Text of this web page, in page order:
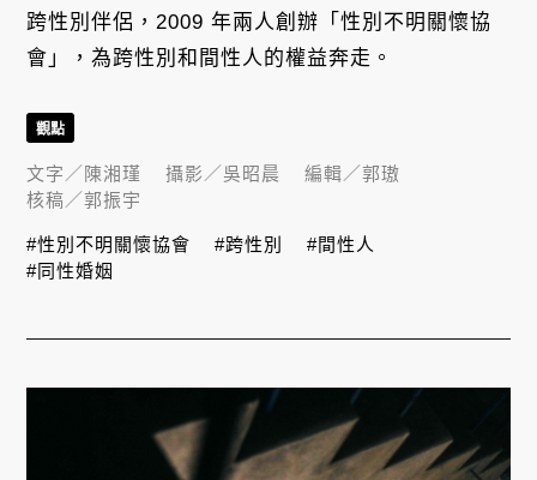
跨性別伴侶，2009 年兩人創辦「性別不明關懷協
會」，為跨性別和間性人的權益奔走。
觀點
文字／ 陳湘瑾 攝影／吳昭晨 編輯／郭璈
核稿／郭振宇
#性別不明關懷協會 #跨性別
#間性人
#同性婚姻